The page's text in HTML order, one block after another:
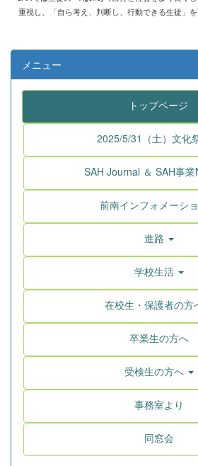
重視し、
「自ら考え、判断し、行動できる生徒」
メニュー
トップページ
2025/5/31（土）文化
SAH Journal ＆ SAH事業
前南インフォメーシ
進路
学校生活
在校生・保護者の方
卒業生の方へ
受検生の方へ
事務室より
同窓会